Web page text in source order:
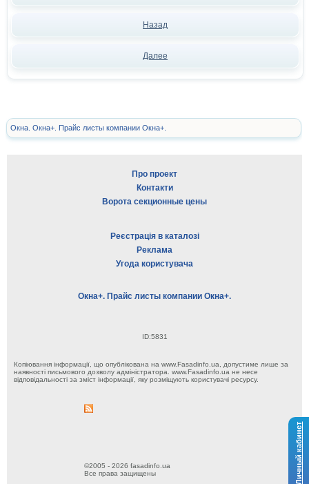
Личный кабинет
Назад
Далее
Окна. Окна+. Прайс листы компании Окна+.
Про проект
Контакти
Ворота секционные цены
Реєстрація в каталозі
Реклама
Угода користувача
Окна+. Прайс листы компании Окна+.
ID:5831
Копіювання інформації, що опублікована на www.Fasadinfo.ua, допустиме лише за
наявності письмового дозволу адміністратора. www.Fasadinfo.ua не несе
відповідальності за зміст інформації, яку розміщують користувачі ресурсу.
©2005 - 2026 fasadinfo.ua
Все права защищены